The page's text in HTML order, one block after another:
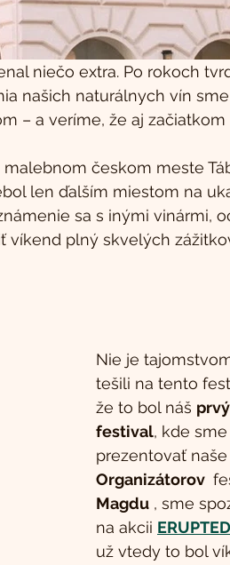
niečo extra. Po rokoch
našich naturálnych vín
– a veríme, že aj
českom meste
len ďalším miestom na
sa s inými vinármi,
víkend plný skvelých
Nie je
tešili na tento
že to bol náš
festival, kde
prezentovať
Organizátorov
Magdu , sme
na akcii
už vtedy to bol